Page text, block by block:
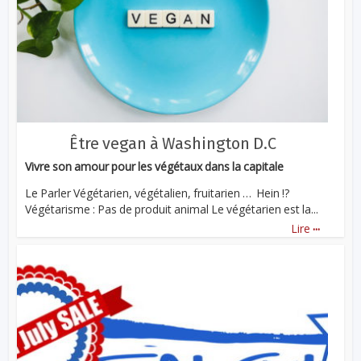
Être vegan à Washington D.C
Vivre son amour pour les végétaux dans la capitale
Le Parler Végétarien, végétalien, fruitarien … Hein !?
Végétarisme : Pas de produit animal Le végétarien est la...
Lire ...